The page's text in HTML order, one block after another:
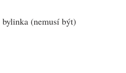
(nemusí být)